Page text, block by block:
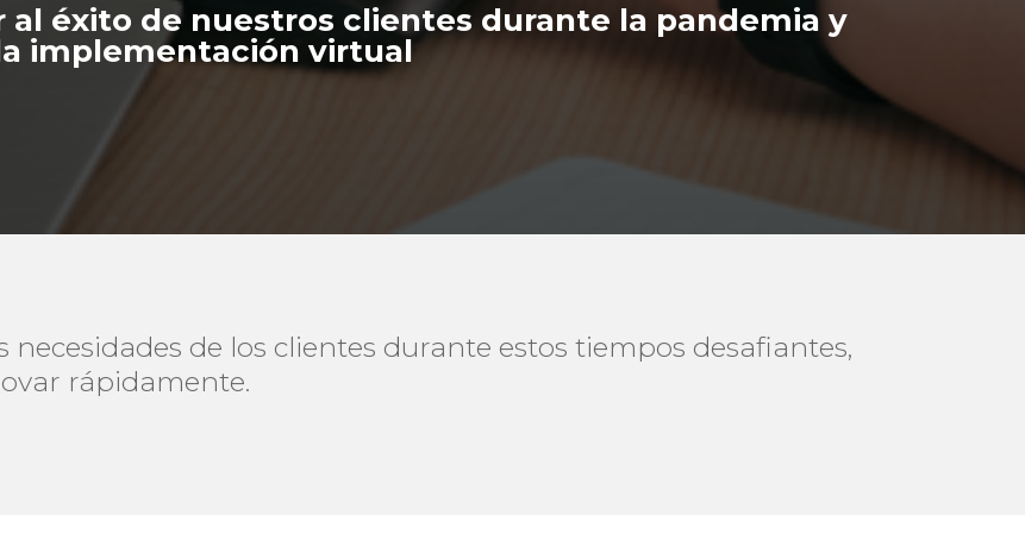
éxito de nuestros clientes durante la pandemia y
implementación virtual
de los clientes durante estos tiempos desafiantes,
rápidamente.